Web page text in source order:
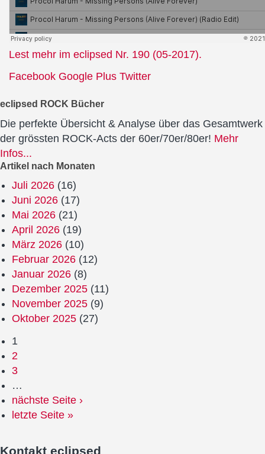
Lest mehr im eclipsed Nr. 190 (05-2017).
Facebook Google Plus Twitter
eclipsed ROCK Bücher
Die perfekte Übersicht & Analyse über das Gesamtwerk
der grössten ROCK-Acts der 60er/70er/80er! Mehr
Infos...
Artikel nach Monaten
Juli 2026 (16)
Juni 2026 (17)
Mai 2026 (21)
April 2026 (19)
März 2026 (10)
Februar 2026 (12)
Januar 2026 (8)
Dezember 2025 (11)
November 2025 (9)
Oktober 2025 (27)
1
2
3
…
nächste Seite ›
letzte Seite »
Kontakt eclipsed